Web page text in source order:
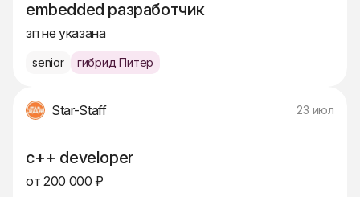
embedded разработчик
зп не указана
senior гибрид Питер
Star-Staff 23 июл
c++ developer
от 200 000 ₽